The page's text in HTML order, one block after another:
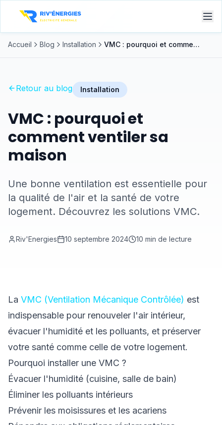
Accueil Blog Installation VMC : pourquoi et comment ventiler sa maison
Retour au blog Installation
VMC : pourquoi et
comment ventiler sa
maison
Une bonne ventilation est essentielle pour
la qualité de l'air et la santé de votre
logement. Découvrez les solutions VMC.
Riv'Energies 10 septembre 2024 10 min de lecture
La VMC (Ventilation Mécanique Contrôlée) est
indispensable pour renouveler l'air intérieur,
évacuer l'humidité et les polluants, et préserver
votre santé comme celle de votre logement.
Pourquoi installer une VMC ?
Évacuer l'humidité (cuisine, salle de bain)
Éliminer les polluants intérieurs
Prévenir les moisissures et les acariens